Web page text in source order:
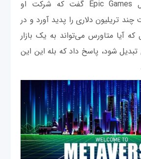
سوئینی، مدیرعامل Epic Games گفت که شرکت او
تریلیون دلاری را پدید آورد و در
آیا متاورس می‌تواند به یک بازار
تبدیل شود، پاسخ داد که بله این این